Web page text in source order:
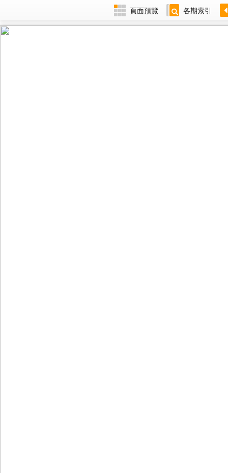
頁面預覽 各期索引